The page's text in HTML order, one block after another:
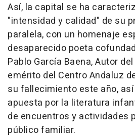
Así, la capital se ha
"intensidad y calidad" de su
paralela, con un homenaje
desaparecido poeta
Pablo García Baena, Autor
emérito del Centro Andaluz
su fallecimiento este año,
apuesta por la literatura
de encuentros y actividades
público familiar.